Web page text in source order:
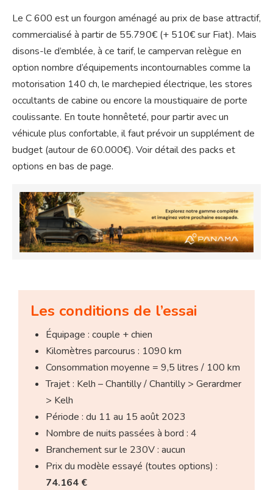
Le C 600 est un fourgon aménagé au prix de base attractif,
commercialisé à partir de 55.790€ (+ 510€ sur Fiat). Mais
disons-le d’emblée, à ce tarif, le campervan relègue en
option nombre d’équipements incontournables comme la
motorisation 140 ch, le marchepied électrique, les stores
occultants de cabine ou encore la moustiquaire de porte
coulissante. En toute honnêteté, pour partir avec un
véhicule plus confortable, il faut prévoir un supplément de
budget (autour de 60.000€). Voir détail des packs et
options en bas de page.
Les conditions de l’essai
Équipage : couple + chien
Kilomètres parcourus : 1090 km
Consommation moyenne = 9,5 litres / 100 km
Trajet : Kelh – Chantilly / Chantilly > Gerardmer
> Kelh
Période : du 11 au 15 août 2023
Nombre de nuits passées à bord : 4
Branchement sur le 230V : aucun
Prix du modèle essayé (toutes options) :
74.164 €